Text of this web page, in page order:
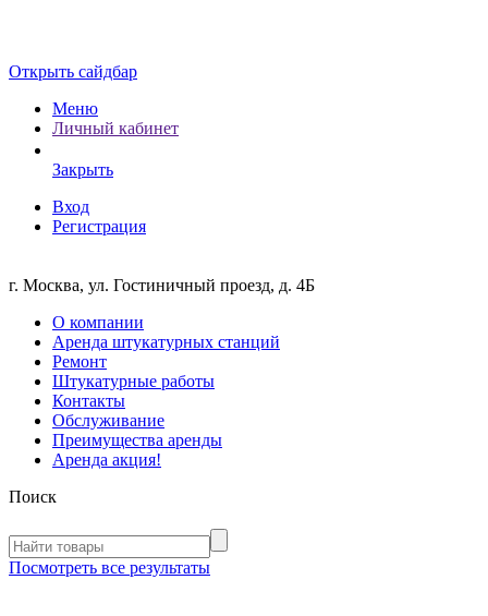
Открыть сайдбар
Меню
Личный кабинет
Закрыть
Вход
Регистрация
г. Москва, ул. Гостиничный проезд, д. 4Б
О компании
Аренда штукатурных станций
Ремонт
Штукатурные работы
Контакты
Обслуживание
Преимущества аренды
Аренда акция!
Поиск
Посмотреть все результаты